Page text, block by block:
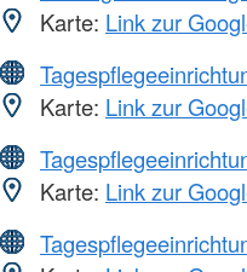
Karte: Link zur
Karte: Link zur
Karte: Link zur